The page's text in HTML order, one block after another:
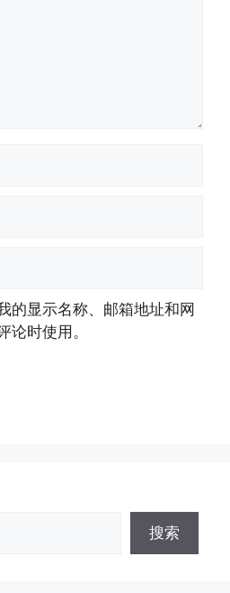
的显示名称、邮箱地址和网
论时使用。
搜索